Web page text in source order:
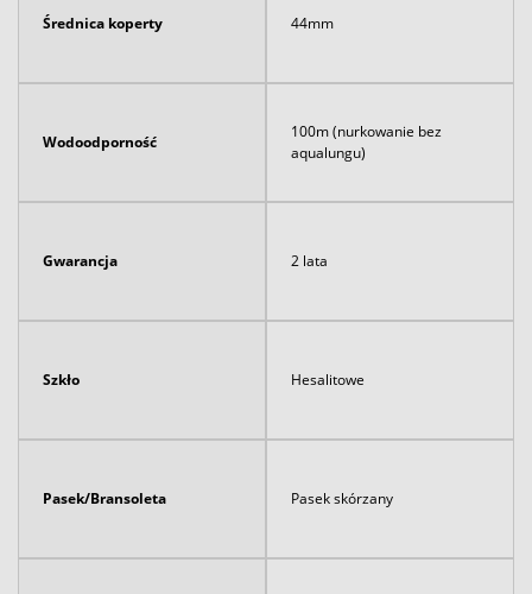
Średnica koperty 44mm
Wodoodporność
100m (nurkowanie bez
aqualungu)
Gwarancja 2 lata
Szkło Hesalitowe
Pasek/Bransoleta Pasek skórzany